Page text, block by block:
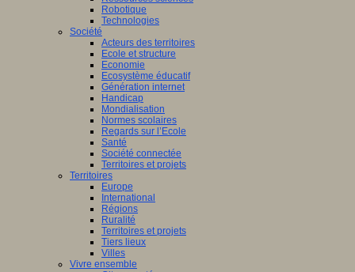
Robotique
Technologies
Société
Acteurs des territoires
Ecole et structure
Economie
Ecosystème éducatif
Génération internet
Handicap
Mondialisation
Normes scolaires
Regards sur l’Ecole
Santé
Société connectée
Territoires et projets
Territoires
Europe
International
Régions
Ruralité
Territoires et projets
Tiers lieux
Villes
Vivre ensemble